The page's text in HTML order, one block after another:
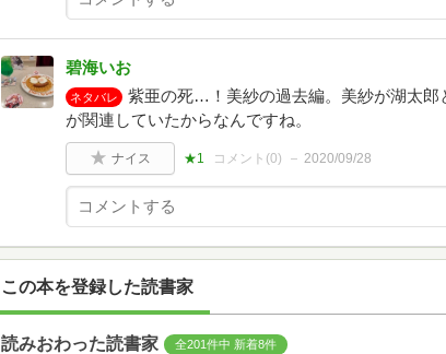
碧海いお
ネタバレ
紫亜の死…！美紗の過去編。美紗が湖太郎
が関連していたからなんですね。
ナイス ★1 コメント(0) 2020/09/28
この本を登録した読書家
読みおわった読書家 全201件中 新着8件